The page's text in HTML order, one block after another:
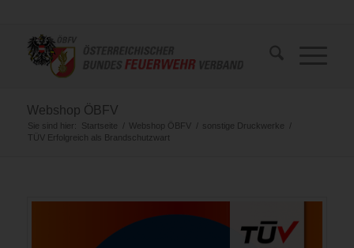
Webshop ÖBFV
Sie sind hier: Startseite / Webshop ÖBFV / sonstige Druckwerke
/
TÜV Erfolgreich als Brandschutzwart